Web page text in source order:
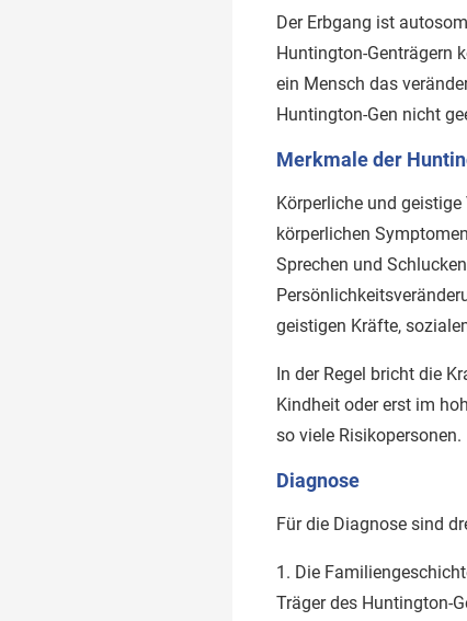
Der Erbgang ist
Huntington-Genträgern
ein Mensch das
Huntington-Gen nicht
Merkmale der
Körperliche und
körperlichen
Sprechen und
geistigen Kräfte,
In der Regel bricht die
Kindheit oder erst im
so viele Risikopersonen.
Diagnose
Für die Diagnose sind
1. Die
Träger des Huntington-